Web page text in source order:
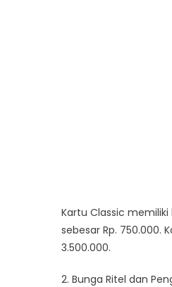
Kartu Classic memiliki
sebesar Rp. 750.000.
3.500.000.
2. Bunga Ritel dan